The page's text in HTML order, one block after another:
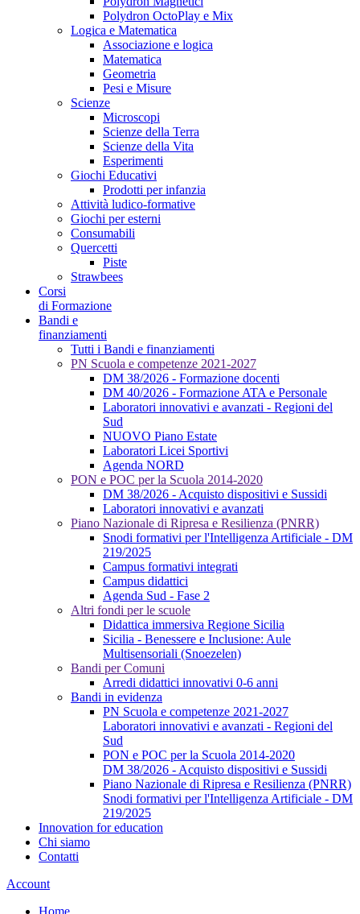
Polydron OctoPlay e Mix
Logica e Matematica
Associazione e logica
Matematica
Geometria
Pesi e Misure
Scienze
Microscopi
Scienze della Terra
Scienze della Vita
Esperimenti
Giochi Educativi
Prodotti per infanzia
Attività ludico-formative
Giochi per esterni
Consumabili
Quercetti
Piste
Strawbees
Corsi
di Formazione
Bandi e
finanziamenti
Tutti i Bandi e finanziamenti
PN Scuola e competenze 2021-2027
DM 38/2026 - Formazione docenti
DM 40/2026 - Formazione ATA e Personale
Laboratori innovativi e avanzati - Regioni del
Sud
NUOVO Piano Estate
Laboratori Licei Sportivi
Agenda NORD
PON e POC per la Scuola 2014-2020
DM 38/2026 - Acquisto dispositivi e Sussidi
Laboratori innovativi e avanzati
Piano Nazionale di Ripresa e Resilienza (PNRR)
Snodi formativi per l'Intelligenza Artificiale - DM
219/2025
Campus formativi integrati
Campus didattici
Agenda Sud - Fase 2
Altri fondi per le scuole
Didattica immersiva Regione Sicilia
Sicilia - Benessere e Inclusione: Aule
Multisensoriali (Snoezelen)
Bandi per Comuni
Arredi didattici innovativi 0-6 anni
Bandi in evidenza
PN Scuola e competenze 2021-2027
Laboratori innovativi e avanzati - Regioni del
Sud
PON e POC per la Scuola 2014-2020
DM 38/2026 - Acquisto dispositivi e Sussidi
Piano Nazionale di Ripresa e Resilienza (PNRR)
Snodi formativi per l'Intelligenza Artificiale - DM
219/2025
Innovation for education
Chi siamo
Contatti
Account
Home